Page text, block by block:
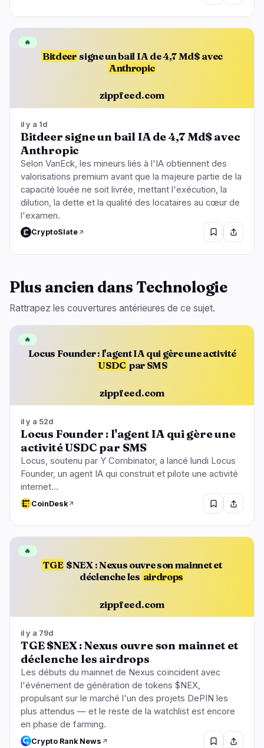
Bitdeer signe un bail IA de 4,7 Md$ avec
Anthropic
zippfeed.com
🔥
il y a 1d
Bitdeer signe un bail IA de 4,7 Md$ avec
Anthropic
Selon VanEck, les mineurs liés à l'IA obtiennent des
valorisations premium avant que la majeure partie de la
capacité louée ne soit livrée, mettant l'exécution, la
dilution, la dette et la qualité des locataires au cœur de
l'examen.
CryptoSlate
Plus ancien dans Technologie
Rattrapez les couvertures antérieures de ce sujet.
Locus Founder : l'agent IA qui gère une activité
USDC par SMS
zippfeed.com
🔥
il y a 52d
Locus Founder : l'agent IA qui gère une
activité USDC par SMS
Locus, soutenu par Y Combinator, a lancé lundi Locus
Founder, un agent IA qui construit et pilote une activité
internet…
CoinDesk
TGE $NEX : Nexus ouvre son mainnet et
déclenche les airdrops
zippfeed.com
🔥
il y a 79d
TGE $NEX : Nexus ouvre son mainnet et
déclenche les airdrops
Les débuts du mainnet de Nexus coïncident avec
l'événement de génération de tokens $NEX,
propulsant sur le marché l'un des projets DePIN les
plus attendus — et le reste de la watchlist est encore
en phase de farming.
Crypto Rank News